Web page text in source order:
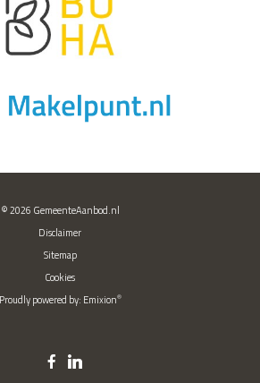
© 2026 GemeenteAanbod.nl
Disclaimer
Sitemap
Cookies
Proudly powered by: Emixion®